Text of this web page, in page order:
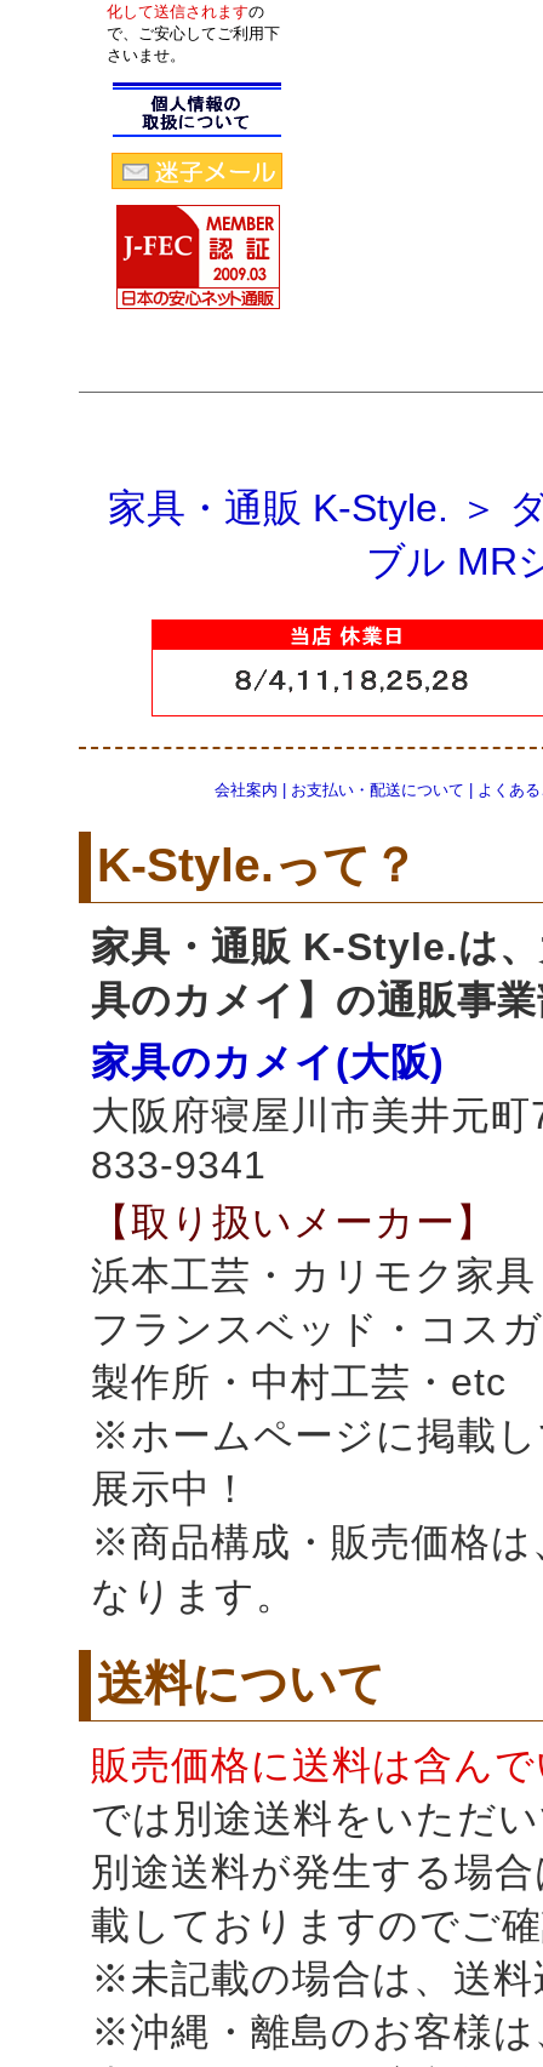
化して送信されますの
で、ご安心してご利用下
さいませ。
家具・通販 K-Style. ＞
ブル MR
会社案内 お支払い・配送について よくあ
K-Style.って？
家具・通販 K-Style.は
具のカメイ】の通販事
家具のカメイ(大阪)
大阪府寝屋川市美井元
833-9341
【取り扱いメーカー】
浜本工芸・カリモク家
フランスベッド・コス
製作所・中村工芸・etc
※ホームページに掲載
展示中！
※商品構成・販売価格
なります。
送料について
販売価格に送料は含ん
では別途送料をいただ
別途送料が発生する場
載しておりますのでご
※未記載の場合は、送
※沖縄・離島のお客様